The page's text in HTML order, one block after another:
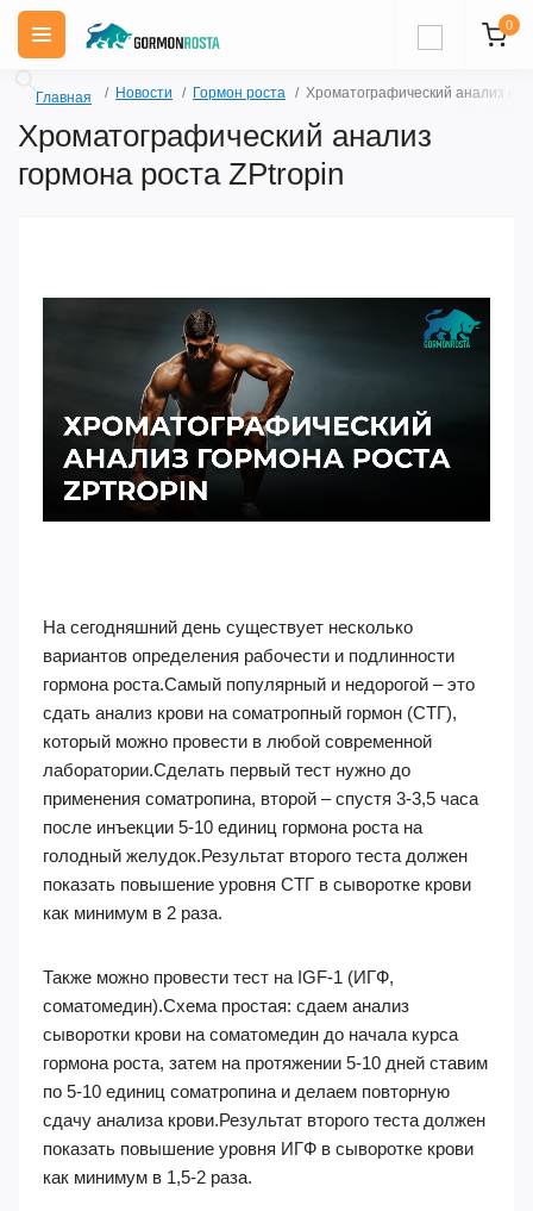
0
Главная Новости Гормон роста Хроматографический анализ
Хроматографический анализ
гормона роста ZPtropin
На сегодняшний день существует несколько
вариантов определения рабочести и подлинности
гормона роста.Самый популярный и недорогой – это
сдать анализ крови на соматропный гормон (СТГ),
который можно провести в любой современной
лаборатории.Сделать первый тест нужно до
применения соматропина, второй – спустя 3-3,5 часа
после инъекции 5-10 единиц гормона роста на
голодный желудок.Результат второго теста должен
показать повышение уровня СТГ в сыворотке крови
как минимум в 2 раза.
Также можно провести тест на IGF-1 (ИГФ,
соматомедин).Схема простая: сдаем анализ
сыворотки крови на соматомедин до начала курса
гормона роста, затем на протяжении 5-10 дней ставим
по 5-10 единиц соматропина и делаем повторную
сдачу анализа крови.Результат второго теста должен
показать повышение уровня ИГФ в сыворотке крови
как минимум в 1,5-2 раза.